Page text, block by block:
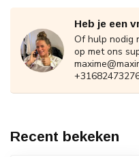
Heb je een
Of hulp nodig
op met ons
Recent bekeken